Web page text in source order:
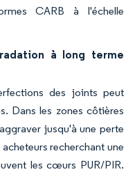
CARB à l'échelle
à long terme
des joints peut
Dans les zones côtières
jusqu'à une perte
recherchant une
les cœurs PUR/PIR.